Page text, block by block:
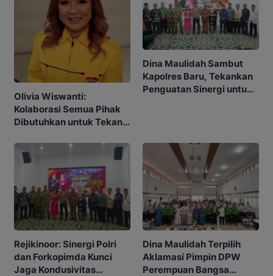
Olivia Wiswanti:
Kolaborasi Semua Pihak
Dibutuhkan untuk Tekan
Dina Maulidah Sambut
Kapolres Baru, Tekankan
Penguatan Sinergi untuk
Rejikinoor: Sinergi Polri
dan Forkopimda Kunci
Jaga Kondusivitas
Dina Maulidah Terpilih
Aklamasi Pimpin DPW
Perempuan Bangsa